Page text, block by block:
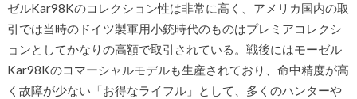
ゼルKar98Kのコレクション性は非常に高く、アメリカ国内の取
引では当時のドイツ製軍用小銃時代のものはプレミアコレクシ
ョンとしてかなりの高額で取引されている。戦後にはモーゼル
Kar98Kのコマーシャルモデルも生産されており、命中精度が高
く故障が少ない「お得なライフル」として、多くのハンターや